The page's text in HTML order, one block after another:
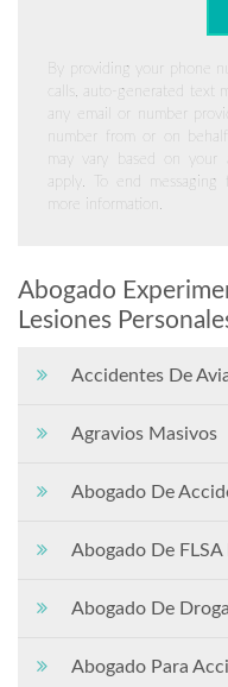
By providing your phone
calls, auto-generated text
any email or number
number from or on
may vary based on your
apply. To end
more information.
Abogado
Lesiones
Accidentes De
Agravios Masivos
Abogado De
Abogado De FLSA
Abogado De
Abogado Para